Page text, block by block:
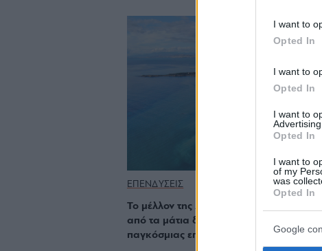
I want to
Opted In
I want to
Opted In
I want to
Advertising.
Opted In
I want to
of my
was
Opted In
Google
ΕΠΕΝΔΥΣΕΙΣ
Το μέλλον της Αθηναϊκής Ριβιέρας μέσα
από τα μάτια δύο οραματιστών της
παγκόσμιας επιχειρηματικότητας